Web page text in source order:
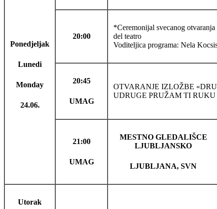
Ponedjeljak
Lunedi
Monday
24.06.
20:00
*Ceremonijal svecanog
del teatro
Voditeljica programa: Nela
20:45
UMAG
OTVARANJE IZLOŽBE
UDRUGE PRUŽAM TI
21:00
UMAG
MESTNO GLEDALIŠCE
LJUBLJANSKO
LJUBLJANA, SVN
Utorak